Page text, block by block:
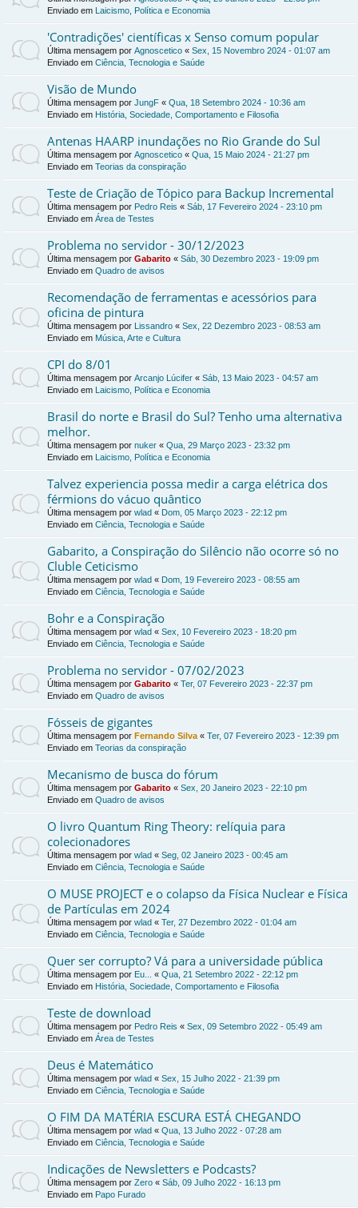
Enviado em Laicismo, Política e Economia
'Contradições' científicas x Senso comum popular
Última mensagem por Agnoscetico « Sex, 15 Novembro 2024 - 01:07 am
Enviado em Ciência, Tecnologia e Saúde
Visão de Mundo
Última mensagem por JungF « Qua, 18 Setembro 2024 - 10:36 am
Enviado em História, Sociedade, Comportamento e Filosofia
Antenas HAARP inundações no Rio Grande do Sul
Última mensagem por Agnoscetico « Qua, 15 Maio 2024 - 21:27 pm
Enviado em Teorias da conspiração
Teste de Criação de Tópico para Backup Incremental
Última mensagem por Pedro Reis « Sáb, 17 Fevereiro 2024 - 23:10 pm
Enviado em Área de Testes
Problema no servidor - 30/12/2023
Última mensagem por Gabarito « Sáb, 30 Dezembro 2023 - 19:09 pm
Enviado em Quadro de avisos
Recomendação de ferramentas e acessórios para
oficina de pintura
Última mensagem por Lissandro « Sex, 22 Dezembro 2023 - 08:53 am
Enviado em Música, Arte e Cultura
CPI do 8/01
Última mensagem por Arcanjo Lúcifer « Sáb, 13 Maio 2023 - 04:57 am
Enviado em Laicismo, Política e Economia
Brasil do norte e Brasil do Sul? Tenho uma alternativa
melhor.
Última mensagem por nuker « Qua, 29 Março 2023 - 23:32 pm
Enviado em Laicismo, Política e Economia
Talvez experiencia possa medir a carga elétrica dos
férmions do vácuo quântico
Última mensagem por wlad « Dom, 05 Março 2023 - 22:12 pm
Enviado em Ciência, Tecnologia e Saúde
Gabarito, a Conspiração do Silêncio não ocorre só no
Cluble Ceticismo
Última mensagem por wlad « Dom, 19 Fevereiro 2023 - 08:55 am
Enviado em Ciência, Tecnologia e Saúde
Bohr e a Conspiração
Última mensagem por wlad « Sex, 10 Fevereiro 2023 - 18:20 pm
Enviado em Ciência, Tecnologia e Saúde
Problema no servidor - 07/02/2023
Última mensagem por Gabarito « Ter, 07 Fevereiro 2023 - 22:37 pm
Enviado em Quadro de avisos
Fósseis de gigantes
Última mensagem por Fernando Silva « Ter, 07 Fevereiro 2023 - 12:39 pm
Enviado em Teorias da conspiração
Mecanismo de busca do fórum
Última mensagem por Gabarito « Sex, 20 Janeiro 2023 - 22:10 pm
Enviado em Quadro de avisos
O livro Quantum Ring Theory: relíquia para
colecionadores
Última mensagem por wlad « Seg, 02 Janeiro 2023 - 00:45 am
Enviado em Ciência, Tecnologia e Saúde
O MUSE PROJECT e o colapso da Física Nuclear e Física
de Partículas em 2024
Última mensagem por wlad « Ter, 27 Dezembro 2022 - 01:04 am
Enviado em Ciência, Tecnologia e Saúde
Quer ser corrupto? Vá para a universidade pública
Última mensagem por Eu... « Qua, 21 Setembro 2022 - 22:12 pm
Enviado em História, Sociedade, Comportamento e Filosofia
Teste de download
Última mensagem por Pedro Reis « Sex, 09 Setembro 2022 - 05:49 am
Enviado em Área de Testes
Deus é Matemático
Última mensagem por wlad « Sex, 15 Julho 2022 - 21:39 pm
Enviado em Ciência, Tecnologia e Saúde
O FIM DA MATÉRIA ESCURA ESTÁ CHEGANDO
Última mensagem por wlad « Qua, 13 Julho 2022 - 07:28 am
Enviado em Ciência, Tecnologia e Saúde
Indicações de Newsletters e Podcasts?
Última mensagem por Zero « Sáb, 09 Julho 2022 - 16:13 pm
Enviado em Papo Furado